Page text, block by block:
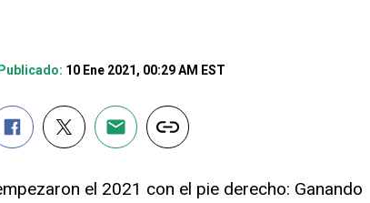
Publicado: 10 Ene 2021, 00:29 AM EST
el 2021 con el pie derecho: Ganando